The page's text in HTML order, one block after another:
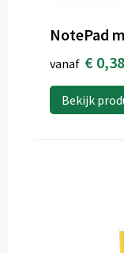
NotePad
vanaf € 0,38
Bekijk